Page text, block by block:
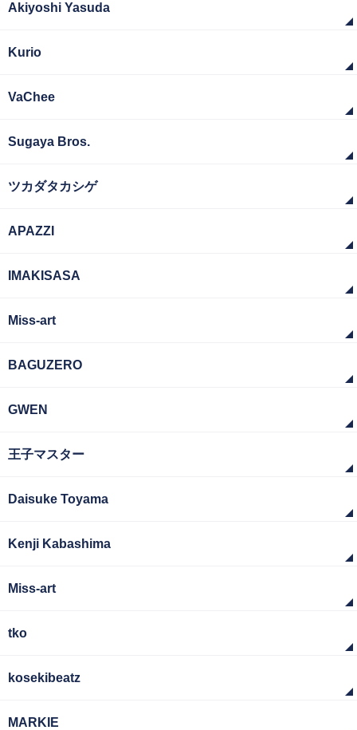
Akiyoshi Yasuda
Kurio
VaChee
Sugaya Bros.
ツカダタカシゲ
APAZZI
IMAKISASA
Miss-art
BAGUZERO
GWEN
王子マスター
Daisuke Toyama
Kenji Kabashima
Miss-art
tko
kosekibeatz
MARKIE